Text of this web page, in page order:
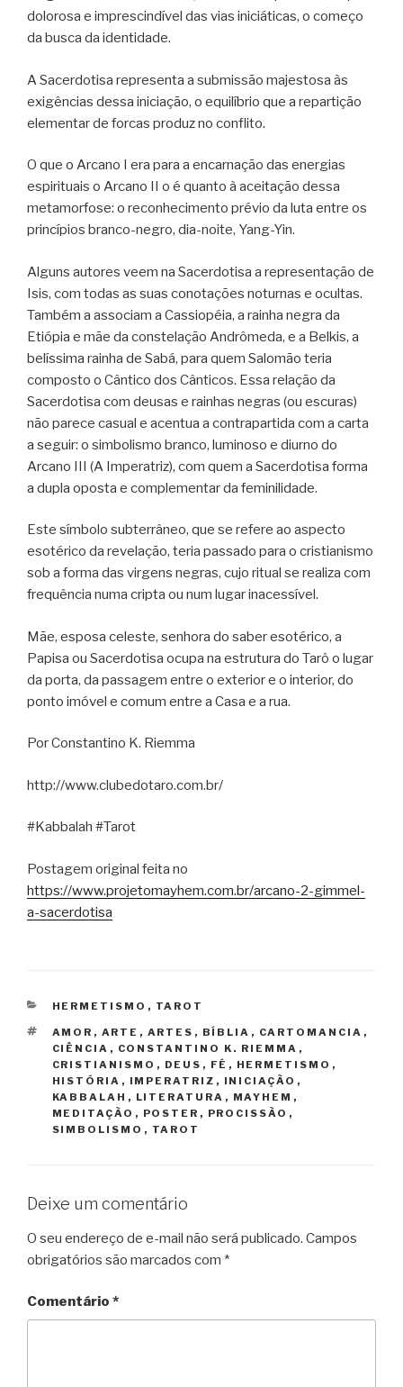
dolorosa e imprescindível das vias iniciáticas, o começo
da busca da identidade.
A Sacerdotisa representa a submissão majestosa às
exigências dessa iniciação, o equilíbrio que a repartição
elementar de forcas produz no conflito.
O que o Arcano I era para a encarnação das energias
espirituais o Arcano II o é quanto à aceitação dessa
metamorfose: o reconhecimento prévio da luta entre os
princípios branco-negro, dia-noite, Yang-Yin.
Alguns autores veem na Sacerdotisa a representação de
Isis, com todas as suas conotações noturnas e ocultas.
Também a associam a Cassiopéia, a rainha negra da
Etiópia e mãe da constelação Andrômeda, e a Belkis, a
belíssima rainha de Sabá, para quem Salomão teria
composto o Cântico dos Cânticos. Essa relação da
Sacerdotisa com deusas e rainhas negras (ou escuras)
não parece casual e acentua a contrapartida com a carta
a seguir: o simbolismo branco, luminoso e diurno do
Arcano III (A Imperatriz), com quem a Sacerdotisa forma
a dupla oposta e complementar da feminilidade.
Este símbolo subterrâneo, que se refere ao aspecto
esotérico da revelação, teria passado para o cristianismo
sob a forma das virgens negras, cujo ritual se realiza com
frequência numa cripta ou num lugar inacessível.
Mãe, esposa celeste, senhora do saber esotérico, a
Papisa ou Sacerdotisa ocupa na estrutura do Tarô o lugar
da porta, da passagem entre o exterior e o interior, do
ponto imóvel e comum entre a Casa e a rua.
Por Constantino K. Riemma
http://www.clubedotaro.com.br/
#Kabbalah #Tarot
Postagem original feita no
https://www.projetomayhem.com.br/arcano-2-gimmel-
a-sacerdotisa
CATEGORIAS
HERMETISMO , TAROT
TAGS
AMOR , ARTE , ARTES , BÍBLIA , CARTOMANCIA ,
CIÊNCIA , CONSTANTINO K. RIEMMA ,
CRISTIANISMO , DEUS , FÉ , HERMETISMO ,
HISTÓRIA , IMPERATRIZ , INICIAÇÃO ,
KABBALAH , LITERATURA , MAYHEM ,
MEDITAÇÃO , POSTER , PROCISSÃO ,
SIMBOLISMO , TAROT
Deixe um comentário
O seu endereço de e-mail não será publicado. Campos
obrigatórios são marcados com *
Comentário *